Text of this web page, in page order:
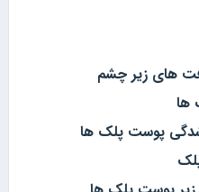
های زیر چشم
ها
پوست پلک ها